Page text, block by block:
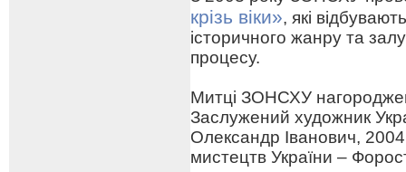
крізь віки», які
історичного жанру та
процесу.
Митці ЗОНСХУ
Заслужений художник
Олександр Іванович,
мистецтв України –